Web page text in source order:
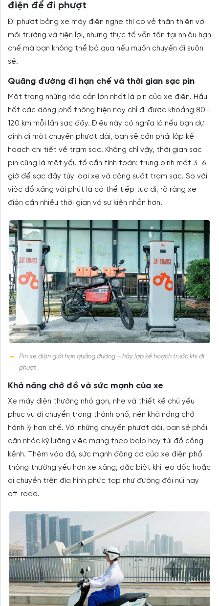
điện để đi phượt
Đi phượt bằng xe máy điện nghe thì có vẻ thân thiện với
môi trường và tiện lợi, nhưng thực tế vẫn tồn tại nhiều hạn
chế mà bạn không thể bỏ qua nếu muốn chuyến đi suôn
sẻ.
Quãng đường đi hạn chế và thời gian sạc pin
Một trong những rào cản lớn nhất là pin của xe điện. Hầu
hết các dòng phổ thông hiện nay chỉ đi được khoảng 80–
120 km mỗi lần sạc đầy. Điều này có nghĩa là nếu bạn dự
định đi một chuyến phượt dài, bạn sẽ cần phải lập kế
hoạch chi tiết về trạm sạc. Không chỉ vậy, thời gian sạc
pin cũng là một yếu tố cần tính toán: trung bình mất 3–6
giờ để sạc đầy tùy loại xe và công suất trạm sạc. So với
việc đổ xăng vài phút là có thể tiếp tục đi, rõ ràng xe
điện cần nhiều thời gian và sự kiên nhẫn hơn.
Pin xe điện giới hạn quãng đường – hãy lập kế hoạch trước khi đi
phượt
Khả năng chở đồ và sức mạnh của xe
Xe máy điện thường nhỏ gọn, nhẹ và thiết kế chủ yếu
phục vụ di chuyển trong thành phố, nên khả năng chở
hành lý hạn chế. Với những chuyến phượt dài, bạn sẽ phải
cân nhắc kỹ lưỡng việc mang theo balo hay túi đồ cồng
kềnh. Thêm vào đó, sức mạnh động cơ của xe điện phổ
thông thường yếu hơn xe xăng, đặc biệt khi leo dốc hoặc
di chuyển trên địa hình phức tạp như đường đồi núi hay
off-road.